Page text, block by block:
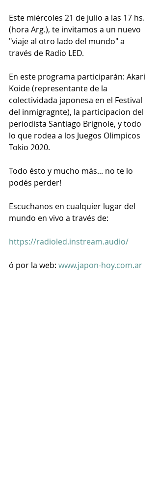
Este miércoles 21 de julio a las 17 hs.
(hora Arg.), te invitamos a un nuevo
"viaje al otro lado del mundo" a
través de Radio LED.
En este programa participarán: Akari
Koide (representante de la
colectividada japonesa en el Festival
del inmigragnte), la participacion del
periodista Santiago Brignole, y todo
lo que rodea a los Juegos Olimpicos
Tokio 2020.
Todo ésto y mucho más... no te lo
podés perder!
Escuchanos en cualquier lugar del
mundo en vivo a través de:
https://radioled.instream.audio/
ó por la web: www.japon-hoy.com.ar